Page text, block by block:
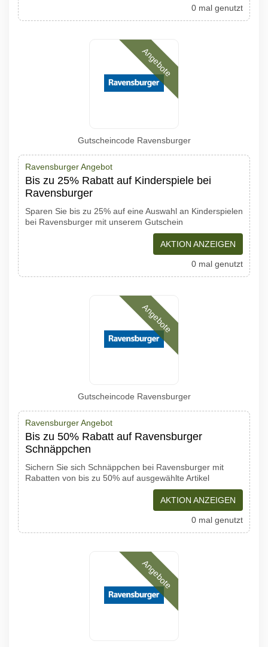
0 mal genutzt
Angebote
Gutscheincode Ravensburger
Ravensburger Angebot
Bis zu 25% Rabatt auf Kinderspiele bei
Ravensburger
Sparen Sie bis zu 25% auf eine Auswahl an Kinderspielen
bei Ravensburger mit unserem Gutschein
AKTION ANZEIGEN
0 mal genutzt
Angebote
Gutscheincode Ravensburger
Ravensburger Angebot
Bis zu 50% Rabatt auf Ravensburger
Schnäppchen
Sichern Sie sich Schnäppchen bei Ravensburger mit
Rabatten von bis zu 50% auf ausgewählte Artikel
AKTION ANZEIGEN
0 mal genutzt
Angebote